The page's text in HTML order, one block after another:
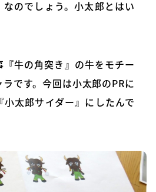
なのでしょう。小太郎とはい
『牛の角突き』の牛をモチー
です。今回は小太郎のPRに
太郎サイダー』にしたんで